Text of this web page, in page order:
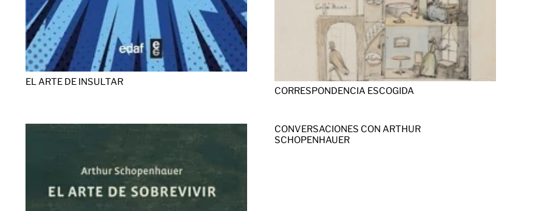
EL ARTE DE INSULTAR
CORRESPONDENCIA ESCOGIDA
CONVERSACIONES CON ARTHUR
SCHOPENHAUER